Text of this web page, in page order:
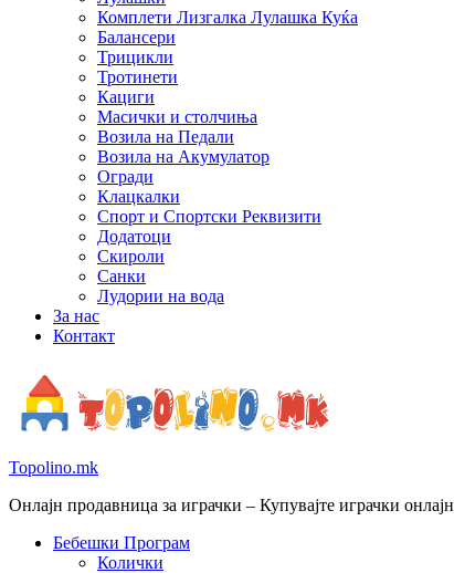
Комплети Лизгалка Лулашка Куќа
Балансери
Трицикли
Тротинети
Кациги
Mасички и столчиња
Возила на Педали
Возила на Акумулатор
Огради
Клацкалки
Спорт и Спортски Реквизити
Додатоци
Скироли
Санки
Лудории на вода
За нас
Контакт
Topolino.mk
Онлајн продавница за играчки – Купувајте играчки онлајн
Бебешки Програм
Колички